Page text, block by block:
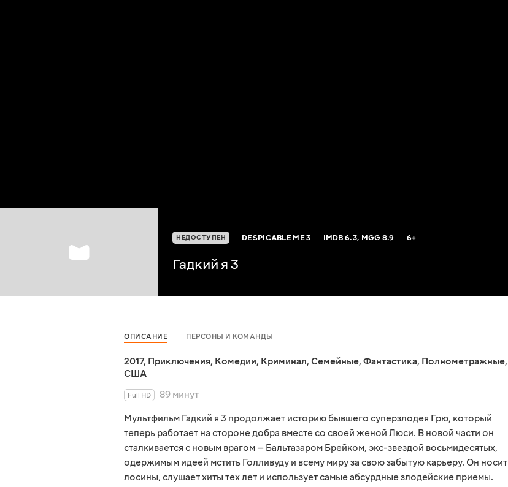
НЕДОСТУПЕН DESPICABLE ME 3 IMDB6.3, MGG8.9 6+
Гадкий я 3
ОПИСАНИЕ ПЕРСОНЫ И КОМАНДЫ
2017, Приключения, Комедии, Криминал, Семейные, Фантастика, Полнометражные,
США
Full HD
89 минут
Мультфильм Гадкий я 3 продолжает историю бывшего суперзлодея Грю, который
теперь работает на стороне добра вместе со своей женой Люси. В новой части он
сталкивается с новым врагом — Бальтазаром Брейком, экс-звездой восьмидесятых,
одержимым идеей мстить Голливуду и всему миру за свою забытую карьеру. Он носит
лосины, слушает хиты тех лет и использует самые абсурдные злодейские приемы.